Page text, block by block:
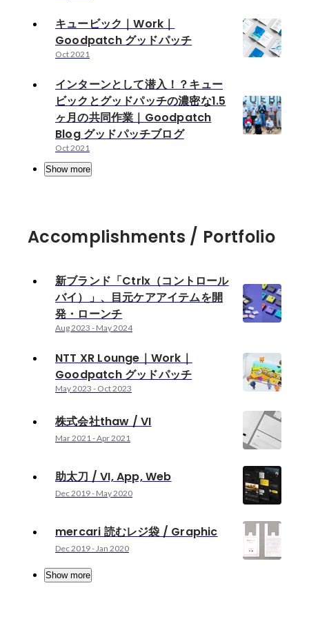
キュービック｜Work｜
Goodpatch グッドパッチ
Oct 2021
インターンとして潜入！？キュー
ビックとグッドパッチの濃密な1.5
ヶ月の共同作業｜Goodpatch
Blog グッドパッチブログ
Oct 2021
Show more
Accomplishments / Portfolio
新ブランド「Ctrlx（コントロール
バイ）」、目元ケアアイテムを開
発・ローンチ
Aug 2023 - May 2024
NTT XR Lounge｜Work｜
Goodpatch グッドパッチ
May 2023 - Oct 2023
株式会社thaw / VI
Mar 2021-Apr 2021
助太刀 / VI, App, Web
Dec 2019- May 2020
mercari 読むレジ袋 / Graphic
Dec 2019-Jan 2020
Show more